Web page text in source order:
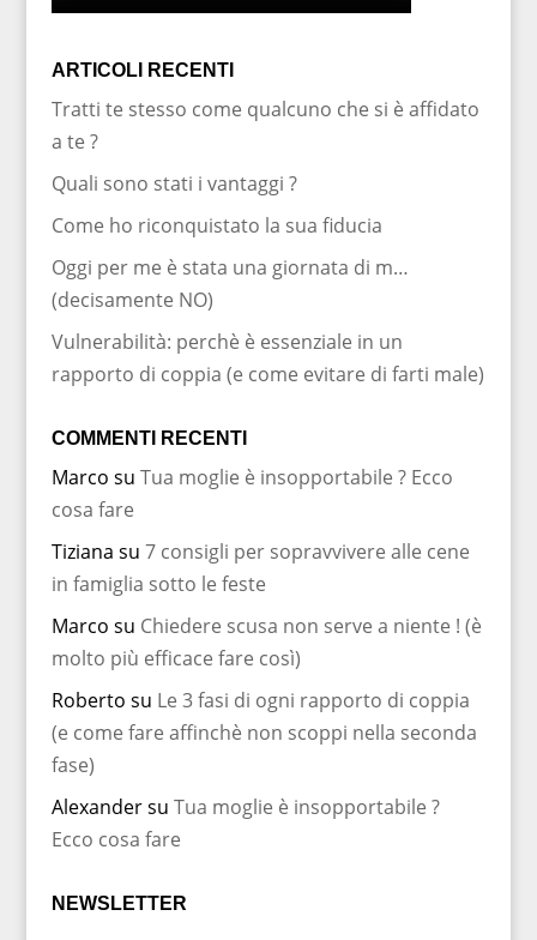
ARTICOLI RECENTI
Tratti te stesso come qualcuno che si è affidato
a te ?
Quali sono stati i vantaggi ?
Come ho riconquistato la sua fiducia
Oggi per me è stata una giornata di m…
(decisamente NO)
Vulnerabilità: perchè è essenziale in un
rapporto di coppia (e come evitare di farti male)
COMMENTI RECENTI
Marco su Tua moglie è insopportabile ? Ecco
cosa fare
Tiziana su 7 consigli per sopravvivere alle cene
in famiglia sotto le feste
Marco su Chiedere scusa non serve a niente ! (è
molto più efficace fare così)
Roberto su Le 3 fasi di ogni rapporto di coppia
(e come fare affinchè non scoppi nella seconda
fase)
Alexandersu Tua moglie è insopportabile ?
Ecco cosa fare
NEWSLETTER